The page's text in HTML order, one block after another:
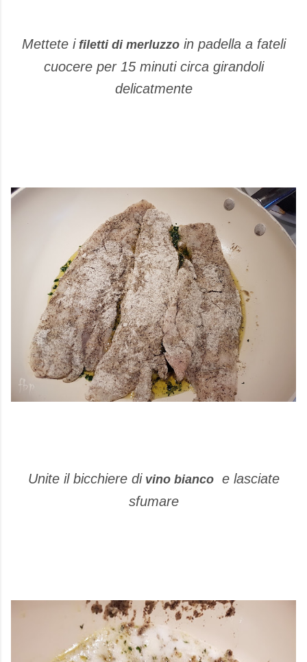
Mettete ifiletti di merluzzoin padella a fateli
cuocere per 15 minuti circa girandoli
delicatmente
Unite il bicchiere divino bianco
e lasciate
sfumare